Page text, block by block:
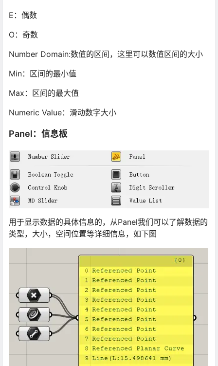
E：偶数
O：奇数
Number Domain:数值的区间，这里可以数值区间的大小
Min：区间的最小值
Max：区间的最大值
Numeric Value：滑动数字大小
Panel：信息板
用于显示数据的具体信息的，从Panel我们可以了解数据的
类型，大小，空间位置等详细信息，如下图